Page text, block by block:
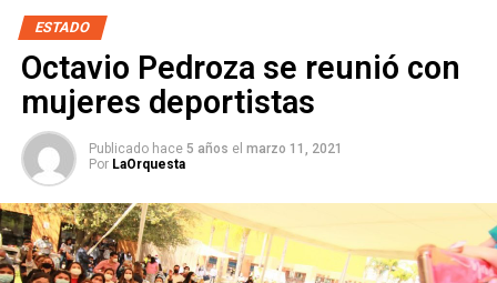
ESTADO
Octavio Pedroza se reunió con
mujeres deportistas
Publicado hace 5 años el marzo 11, 2021
Por LaOrquesta